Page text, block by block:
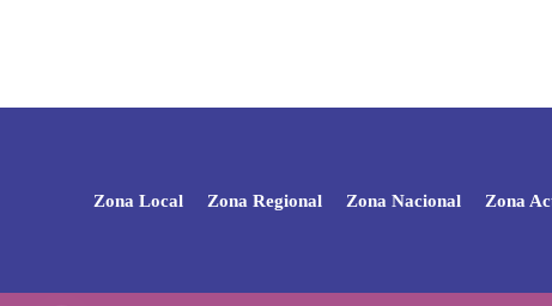
Zona Local Zona Regional Zona Nacional Zona